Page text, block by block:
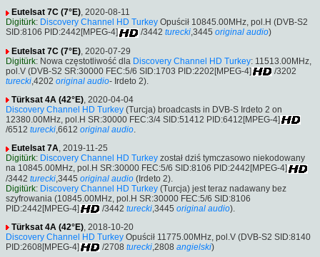
Eutelsat 7C (7°E), 2020-08-11
Digitürk: Discovery Channel HD Turkey Opuścił 10845.00MHz, pol.H (DVB-S2
SID:8106 PID:2442[MPEG-4]
/3442 turecki,3445 original audio)
Eutelsat 7C (7°E) , 2020-07-29
Digitürk: Nowa częstotliwość dla Discovery Channel HD Turkey: 11513.00MHz,
pol.V (DVB-S2 SR:30000 FEC:5/6 SID:1703 PID:2202[MPEG-4]
/3202
turecki,4202 original audio- Irdeto 2).
Türksat 4A (42°E), 2020-04-04
Discovery Channel HD Turkey (Turcja) broadcasts in DVB-S Irdeto 2 on
12380.00MHz, pol.H SR:30000 FEC:3/4 SID:51412 PID:6412[MPEG-4]
/6512 turecki,6612 original audio.
Eutelsat 7A, 2019-11-25
Digitürk: Discovery Channel HD Turkey został dziś tymczasowo niekodowany
na 10845.00MHz, pol.H SR:30000 FEC:5/6 SID:8106 PID:2442[MPEG-4]
/3442 turecki ,3445 original audio (Irdeto 2).
Digitürk: Discovery Channel HD Turkey (Turcja) jest teraz nadawany bez
szyfrowania (10845.00MHz, pol.H SR:30000 FEC:5/6 SID:8106
PID:2442[MPEG-4]
/3442 turecki ,3445 original audio).
Türksat 4A (42°E), 2018-10-20
Discovery Channel HD Turkey Opuścił 11775.00MHz, pol.V (DVB-S2 SID:8140
PID:2608[MPEG-4]
/2708 turecki,2808 angielski)